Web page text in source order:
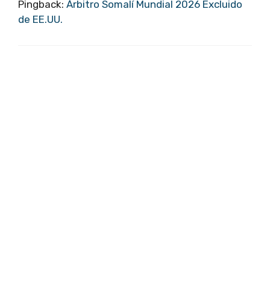
Pingback: Árbitro Somalí Mundial 2026 Excluido
de EE.UU.